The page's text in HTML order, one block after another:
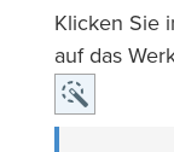
Klicken Sie
auf das